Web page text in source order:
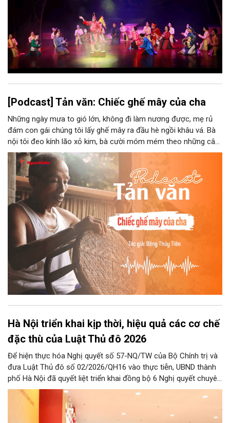
[Podcast] Tản văn: Chiếc ghế mây của cha
Những ngày mưa to gió lớn, không đi làm nương được, mẹ rủ
đám con gái chúng tôi lấy ghế mây ra đầu hè ngồi khâu vá. Bà
nội tôi đeo kính lão xỏ kim, bà cười móm mém theo những câu
chuyện kể tếu táo của đám trẻ chúng tôi. Chiếc ghế mây phát
ra âm thanh kin kít chịu đựng sức nặng cơ thể con người theo
những điệu cười khúc khích.
Hà Nội triển khai kịp thời, hiệu quả các cơ chế
đặc thù của Luật Thủ đô 2026
Để hiện thực hóa Nghị quyết số 57-NQ/TW của Bộ Chính trị và
đưa Luật Thủ đô số 02/2026/QH16 vào thực tiễn, UBND thành
phố Hà Nội đã quyết liệt triển khai đồng bộ 6 Nghị quyết chuyên
đề của HĐND Thành phố. Đợt triển khai này đề ra khung chính
sách cùng hệ thống giải pháp toàn diện nhằm cụ thể hóa các
cơ chế đặc thù, tạo động lực bứt phá cho phát triển khoa học,